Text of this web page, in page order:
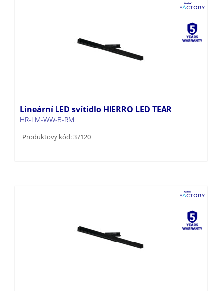
Lineární LED svítidlo HIERRO LED TEAR
HR-LM-WW-B-RM
Produktový kód: 37120